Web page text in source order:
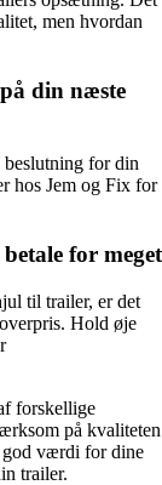
men hvordan
din næste
for din
hos Jem og Fix for
for meget
til trailer, er det
Hold øje
forskellige
på kvaliteten
god værdi for dine
trailer.